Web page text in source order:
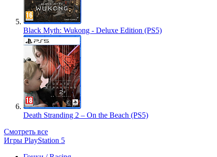
Black Myth: Wukong - Deluxe Edition (PS5)
Death Stranding 2 – On the Beach (PS5)
Смотреть все
Игры PlayStation 5